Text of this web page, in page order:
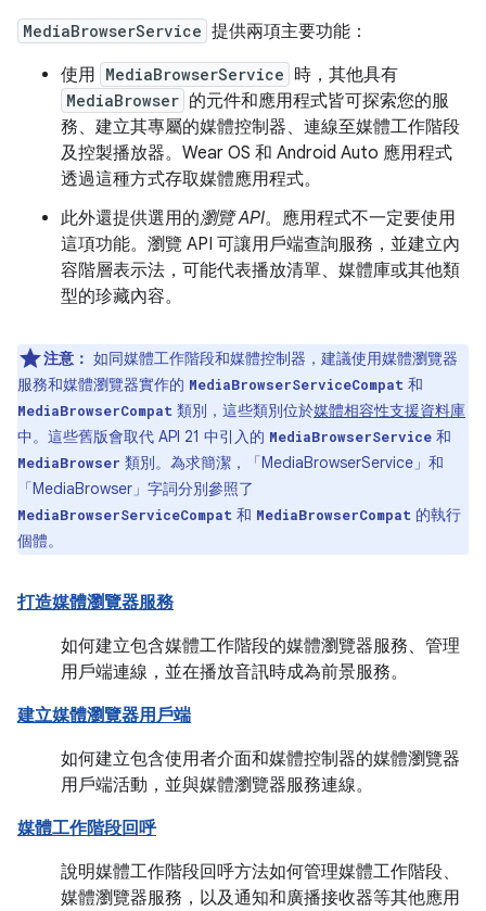
MediaBrowserService 提供兩項主要功能：
使用 MediaBrowserService 時，其他具有
MediaBrowser 的元件和應用程式皆可探索您的服
務、建立其專屬的媒體控制器、連線至媒體工作階段
及控製播放器。Wear OS 和 Android Auto 應用程式
透過這種方式存取媒體應用程式。
此外還提供選用的瀏覽 API。應用程式不一定要使用
這項功能。瀏覽 API 可讓用戶端查詢服務，並建立內
容階層表示法，可能代表播放清單、媒體庫或其他類
型的珍藏內容。
注意： 如同媒體工作階段和媒體控制器，建議使用媒體瀏覽器
服務和媒體瀏覽器實作的 MediaBrowserServiceCompat 和
MediaBrowserCompat 類別，這些類別位於媒體相容性支援資料庫
中。這些舊版會取代 API 21 中引入的 MediaBrowserService 和
MediaBrowser 類別。為求簡潔，「MediaBrowserService」和
「MediaBrowser」字詞分別參照了
MediaBrowserServiceCompat 和 MediaBrowserCompat 的執行
個體。
打造媒體瀏覽器服務
如何建立包含媒體工作階段的媒體瀏覽器服務、管理
用戶端連線，並在播放音訊時成為前景服務。
建立媒體瀏覽器用戶端
如何建立包含使用者介面和媒體控制器的媒體瀏覽器
用戶端活動，並與媒體瀏覽器服務連線。
媒體工作階段回呼
說明媒體工作階段回呼方法如何管理媒體工作階段、
媒體瀏覽器服務，以及通知和廣播接收器等其他應用